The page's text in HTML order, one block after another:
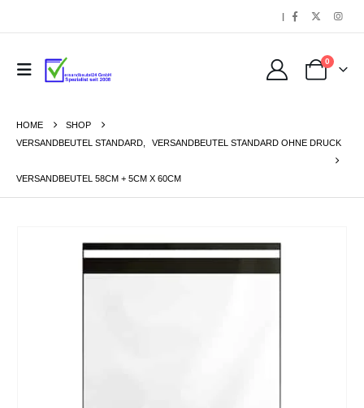
|
0
HOME
SHOP
VERSANDBEUTEL STANDARD
VERSANDBEUTEL STANDARD OHNE DRUCK
VERSANDBEUTEL 58CM + 5CM X 60CM